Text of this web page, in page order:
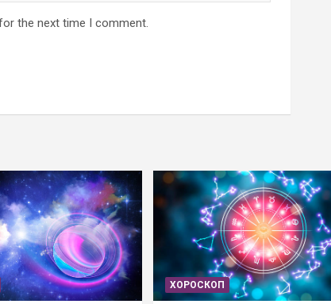
the next time I comment.
ХОРОСКОП